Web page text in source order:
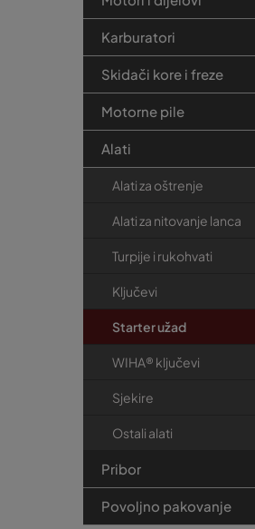
a
k
j
Karburatori
Skidači kore i freze
Motorne pile
Alati
Alati za oštrenje
Alati za nitovanje lanca
Turpije i rukohvati
Ključevi
Starter užad
WIHA® ključevi
Sjekire
Ostali alati
Pribor
Povoljno pakovanje